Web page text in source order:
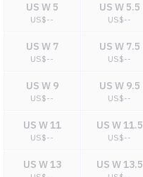
US W 5
US$--
US W 5.5
US$--
US W 7
US$--
US W 7.5
US$--
US W 9
US$--
US W 9.5
US$--
US W 11
US$--
US W 11.5
US$--
US W 13 US W 13.5